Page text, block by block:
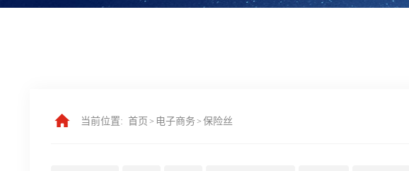
当前位置: 首页 > 电子商务 > 保险丝